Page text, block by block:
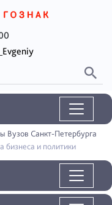
Вузов Санкт-Петербурга
бизнеса и политики